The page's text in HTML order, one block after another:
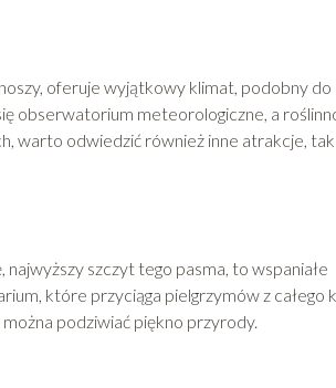
oferuje wyjątkowy klimat, podobny do
obserwatorium meteorologiczne, a
warto odwiedzić również inne atrakcje,
szczyt tego pasma, to wspaniałe
które przyciąga pielgrzymów z całego
podziwiać piękno przyrody.